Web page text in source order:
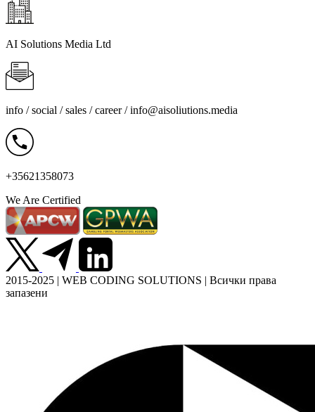
AI Solutions Media Ltd
info / social / sales / career /info@aisoliutions.media
+35621358073
We Are Certified
2015-2025 | WEB CODING SOLUTIONS | Всички права
запазени